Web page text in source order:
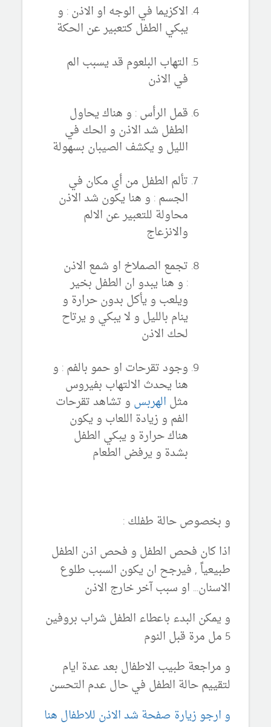
الاكزيما في الوجه او الاذن : و
يبكي الطفل كتعبير عن الحكة
التهاب البلعوم قد يسبب الم
في الاذن
قمل الرأس : و هناك يحاول
الطفل شد الاذن و الحك في
الليل و يكشف الصيبان بسهولة
تألم الطفل من أي مكان في
الجسم : و هنا يكون شد الاذن
محاولة للتعبير عن الالم
والانزعاج
تجمع الصملاخ او شمع الاذن
: و هنا يبدو ان الطفل بخير
ويلعب و يأكل بدون حرارة و
ينام بالليل و لا يبكي و يرتاح
لحك الاذن
وجود تقرحات او حمو بالفم : و
هنا يحدث الالتهاب بفيروس
مثل الهربس و تشاهد تقرحات
الفم و زيادة اللعاب و يكون
هناك حرارة و يبكي الطفل
بشدة و يرفض الطعام
و بخصوص حالة طفلك :
اذا كان فحص الطفل و فحص اذن الطفل
طبيعياً , فيرجح ان يكون السبب طلوع
الاسنان... او سبب آخر خارج الاذن
و يمكن البدء باعطاء الطفل شراب بروفين
5 مل مرة قبل النوم
و مراجعة طبيب الاطفال بعد عدة ايام
لتقييم حالة الطفل في حال عدم التحسن
و ارجو زيارة صفحة شد الاذن للاطفال هنا